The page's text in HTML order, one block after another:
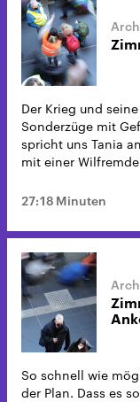
Der Krieg und
Sonderzüge mit
spricht uns Tania
mit einer
27:18 Minuten
So schnell wie
der Plan. Dass es